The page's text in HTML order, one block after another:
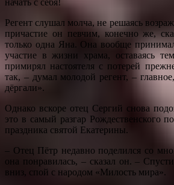
Регент слушал молча, не решаясь
причастие он певчим, конечно же,
только одна Яна. Она вообще
участие в жизни храма, оставаясь
примирял настоятеля с потерей
так, – думал молодой регент, –
дёргали».
Однако вскоре отец Сергий снова
это в самый разгар Рождественского
праздника святой Екатерины.
– Отец Пётр недавно поделился со
она понравилась, – сказал он. –
вниз, спой с народом «Милость мира».